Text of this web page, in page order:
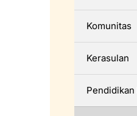
Komunitas
Kerasulan